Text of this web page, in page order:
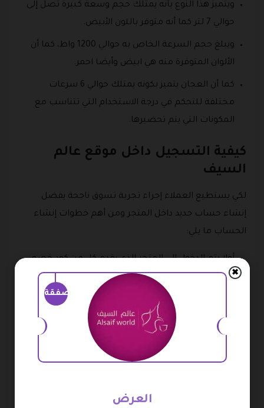
ويتميز هذا النوع بأنه يمتلك حجم وسعة كبيرة تصل إلى
حوالي 7 لتر كما أنه متوفر باللون الأبيض.
ويبلغ حجم السرعة الخاص به حوالي 1200 واط، كما أن
الألوان المتوفرة منه هي ابيض وأيضا احمر.
كما أن العجان يتميز بكونه يمتلك حوالي 6 سرعات
مختلفة للتحكم في درجة الاستخدام التي تتناسب مع
المكونات التي يتم تحضيرها.
كيفية التسجيل داخل موقع عالم
السيف
لكي يستطيع العملاء إجراء تجربة تسوق ناجحة يفضل
إنشاء حساب جديد داخل المتجر ومن أهم خطوات إنشاء
الحساب ما يلي:
أولا يتم الدخول إلى المتجر الذي يقدم كل من كود خصم
alsaif world من هنا https://alsaifworld.com/.
ثانيا يتم النقر على النقاط الخاصة بالقائمة من الصفحة
الرئيسية.
ثم النزول إلى أسفل القائمة وانقر على تسجيل الدخول،
ليتم الانتقال إلى صفحة جديدة تحتوي على طريقة
ويوجد في هذه الصفحة طريقة التسجيل وتكون عبارة عن
صفقة
✖
العرض